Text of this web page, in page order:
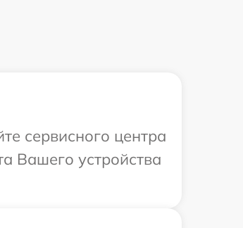
сервисного центра
Вашего устройства